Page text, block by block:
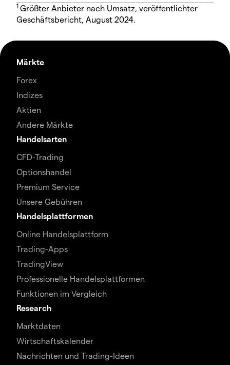
1 Größter Anbieter nach Umsatz, veröffentlichter
Geschäftsbericht, August 2024.
Märkte
Forex
Indizes
Aktien
Andere Märkte
Handelsarten
CFD-Trading
Optionshandel
Premium Service
Unsere Gebühren
Handelsplattformen
Online Handelsplattform
Trading-Apps
TradingView
Professionelle Handelsplattformen
Funktionen im Vergleich
Research
Marktdaten
Wirtschaftskalender
Nachrichten und Trading-Ideen